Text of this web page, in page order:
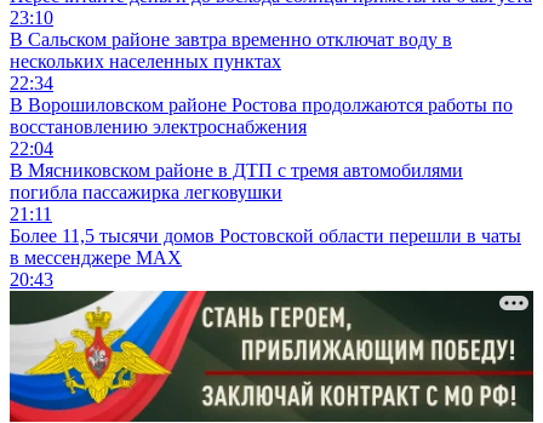
23:10
В Сальском районе завтра временно отключат воду в
нескольких населенных пунктах
22:34
В Ворошиловском районе Ростова продолжаются работы по
восстановлению электроснабжения
22:04
В Мясниковском районе в ДТП с тремя автомобилями
погибла пассажирка легковушки
21:11
Более 11,5 тысячи домов Ростовской области перешли в чаты
в мессенджере MAX
20:43